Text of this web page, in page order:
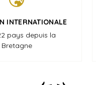
INTERNATIONALE
pays depuis la
Bretagne